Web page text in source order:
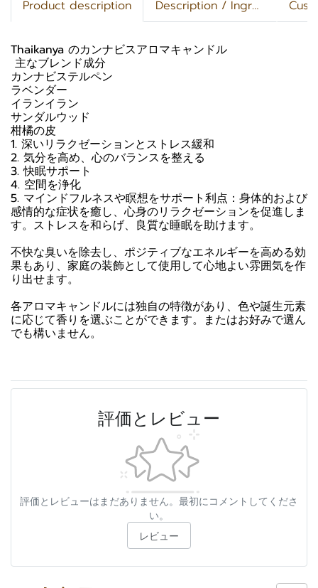
Product description Description / Ingredients
Thaikanya のカンナビスアロマキャンドル
️ 主なブレンド成分
カンナビステルペン
ラベンダー
イランイラン
サンダルウッド
柑橘の皮
1. 深いリラクゼーションとストレス緩和
2. 気分を高め、心のバランスを整える
3. 快眠サポート
4. 空間を浄化
5. マインドフルネスや瞑想をサポート利点：身体的および
感情的な症状を癒し、心身のリラクゼーションを促進しま
す。ストレスを和らげ、良質な睡眠を助けます。
不快な臭いを除去し、ポジティブなエネルギーを高める効
果もあり、家庭の装飾として使用して心地よい雰囲気を作
り出せます。
各アロマキャンドルには独自の特徴があり、色や誕生元素
に応じて香りを選ぶことができます。またはお好みで選ん
でも構いません。
評価とレビュー
評価とレビューはまだありません。最初にコメントしてくださ
い。
レビュー